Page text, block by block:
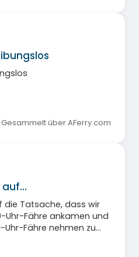
Gesammelt über AFerry.com
auf…
die Tatsache, dass wir
Uhr-Fähre ankamen und
Uhr-Fähre nehmen zu